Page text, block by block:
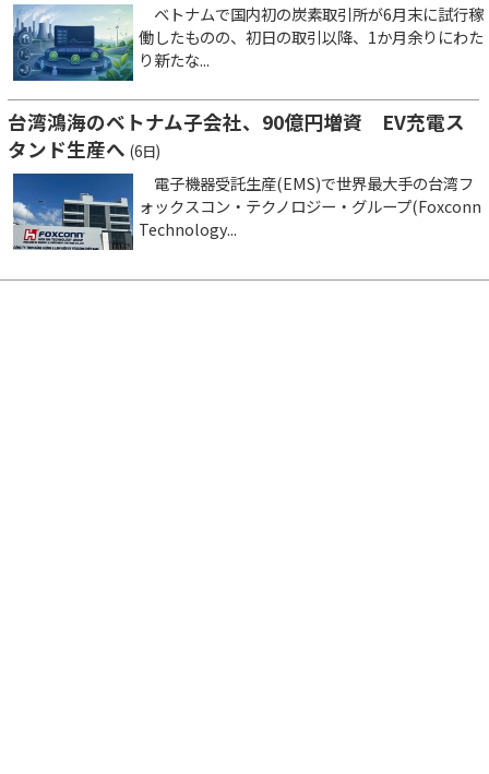
ベトナムで国内初の炭素取引所が6月末に試行稼
働したものの、初日の取引以降、1か月余りにわた
り新たな...
台湾鴻海のベトナム子会社、90億円増資 EV充電ス
タンド生産へ (6日)
電子機器受託生産(EMS)で世界最大手の台湾フ
ォックスコン・テクノロジー・グループ(Foxconn
Technology...